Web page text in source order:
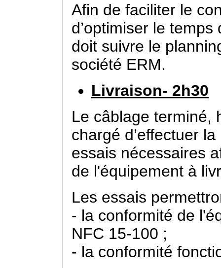
Afin de faciliter le
d’optimiser le
doit suivre le
société ERM.
Livraison- 2h30
Le câblage terminé,
chargé d’effectuer
essais nécessaires
de l'équipement à
Les essais
- la conformité de
NFC 15-100 ;
- la conformité